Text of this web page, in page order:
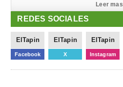
Leer mas
REDES SOCIALES
ElTapin
Facebook
ElTapin
X
ElTapin
Instagram